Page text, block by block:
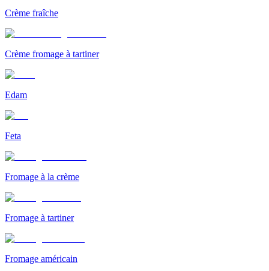
Crème fraîche
Crème fromage à tartiner
Edam
Feta
Fromage à la crème
Fromage à tartiner
Fromage américain